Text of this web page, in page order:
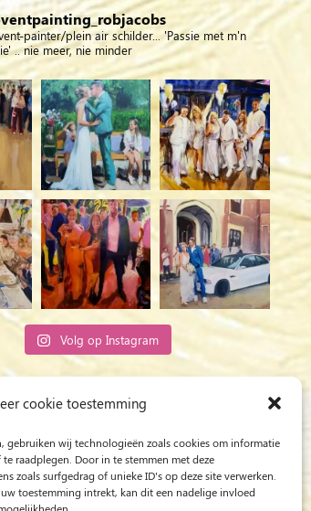
cookie toestemming
gebruiken wij technologieën zoals cookies om informatie
raadplegen. Door in te stemmen met deze
zoals surfgedrag of unieke ID's op deze site verwerken.
toestemming intrekt, kan dit een nadelige invloed
painter/plein air schilder... 'Passie met m'n
.. nie meer, nie minder
Volg op Instagram
uit ’s-Hertogenbosch is een ‘Plein
Licht en Liefde.